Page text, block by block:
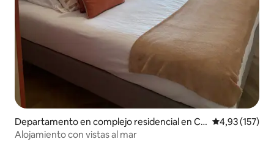
Departamento en complejo residencial en Co
urseulles-sur-Mer
Calificación
4,93 (157)
Alojamiento con vistas al mar